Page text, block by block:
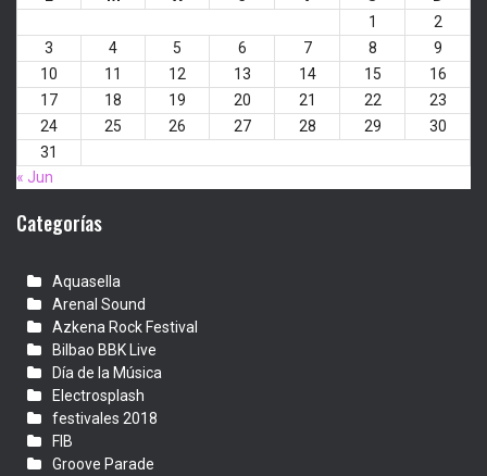
1
2
3
4 5 6 7 8
9
10
11 12 13 14 15
16
17
18 19 20 21 22
23
24
25 26 27 28 29
30
31
« Jun
Categorías
Aquasella
Arenal Sound
Azkena Rock Festival
Bilbao BBK Live
Día de la Música
Electrosplash
festivales 2018
FIB
Groove Parade